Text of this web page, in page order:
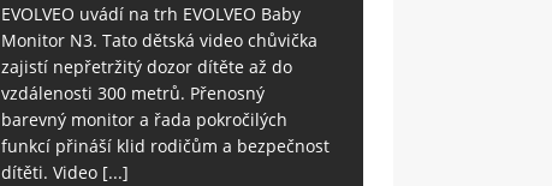
EVOLVEO uvádí na trh EVOLVEO Baby
Monitor N3. Tato dětská video chůvička
zajistí nepřetržitý dozor dítěte až do
vzdálenosti 300 metrů. Přenosný
barevný monitor a řada pokročilých
funkcí přináší klid rodičům a bezpečnost
dítěti. Video [...]